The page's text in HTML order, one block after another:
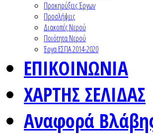
Προκηρύξεις Έργων
Προσλήψεις
Διακοπές Νερού
Ποιότητα Νερού
Έργα ΕΣΠΑ 2014-2020
ΕΠΙΚΟΙΝΩΝΙΑ
ΧΑΡΤΗΣ ΣΕΛΙΔΑΣ
Αναφορά